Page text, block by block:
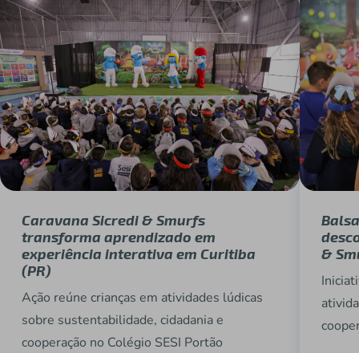
Caravana Sicredi & Smurfs
transforma aprendizado em
experiência interativa em Curitiba
(PR)
Ação reúne crianças em atividades lúdicas
sobre sustentabilidade, cidadania e
cooperação no Colégio SESI Portão
&